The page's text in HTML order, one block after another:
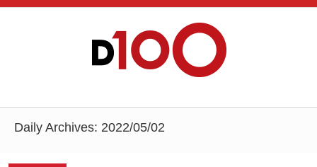
Daily Archives: 2022/05/02